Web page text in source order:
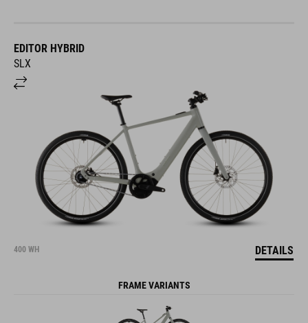
EDITOR HYBRID
SLX
400 WH DETAILS
FRAME VARIANTS